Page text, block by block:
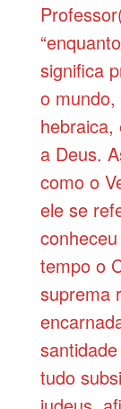
significa
o
a Deus.
como o
ele se
tempo o
suprema
tudo